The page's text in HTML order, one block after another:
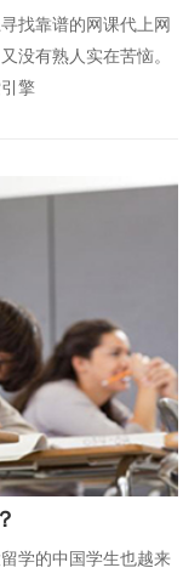
找靠谱的网课代上网
没有熟人实在苦恼。
擎
学的中国学生也越来